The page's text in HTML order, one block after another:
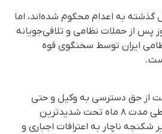
گذشته به اعدام محکوم شده‌اند، اما
پس از حملات نظامی و تلافی‌جویانه
ایران توسط سخنگوی قوه
از حق دسترسی به وکیل و حتی
ملاقات محروم بوده‌اند، طی مدت ۸ ماه تحت شدیدترین
شکنجه ناچار به اعترافات اجباری و